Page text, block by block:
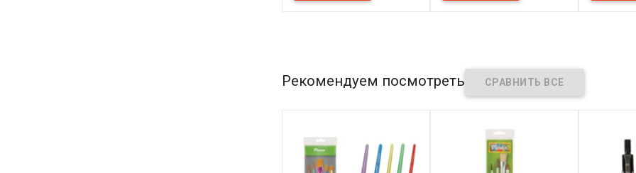
Рекомендуем посмотреть